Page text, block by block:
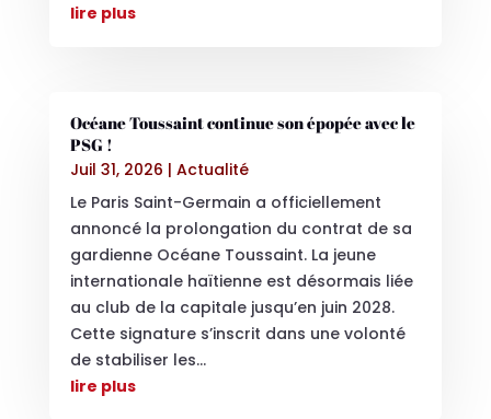
lire plus
Océane Toussaint continue son épopée avec le
PSG !
Juil 31, 2026 | Actualité
Le Paris Saint-Germain a officiellement
annoncé la prolongation du contrat de sa
gardienne Océane Toussaint. La jeune
internationale haïtienne est désormais liée
au club de la capitale jusqu’en juin 2028.
Cette signature s’inscrit dans une volonté
de stabiliser les...
lire plus